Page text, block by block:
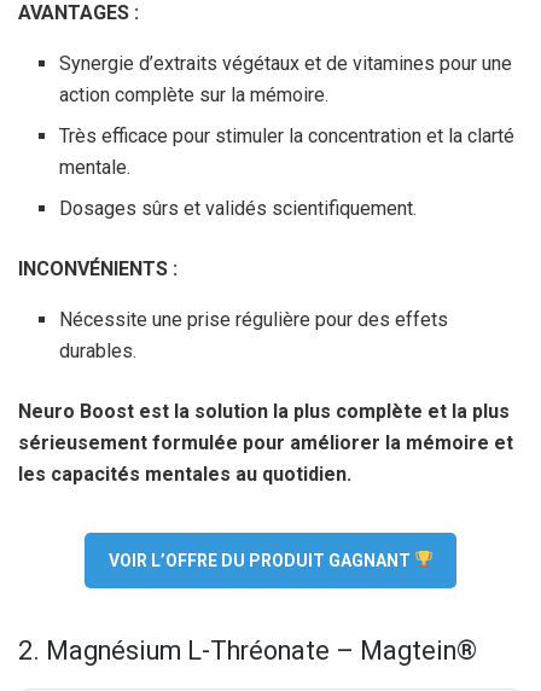
AVANTAGES :
Synergie d’extraits végétaux et de vitamines pour une
action complète sur la mémoire.
Très efficace pour stimuler la concentration et la clarté
mentale.
Dosages sûrs et validés scientifiquement.
INCONVÉNIENTS :
Nécessite une prise régulière pour des effets
durables.
Neuro Boost est la solution la plus complète et la plus
sérieusement formulée pour améliorer la mémoire et
les capacités mentales au quotidien.
VOIR L’OFFRE DU PRODUIT GAGNANT
2. Magnésium L-Thréonate – Magtein®